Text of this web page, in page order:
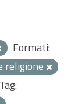
Formati:
religione
Tag: